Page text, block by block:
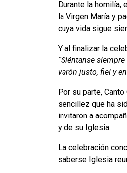
Durante la homilía,
la Virgen María y
cuya vida sigue
Y al finalizar la
“Siéntanse
varón justo, fiel y
Por su parte,
sencillez que ha
invitaron a
y de su Iglesia.
La celebración
saberse Iglesia